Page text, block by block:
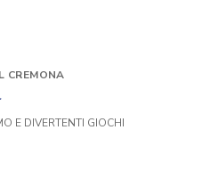
CREMONA
E DIVERTENTI GIOCHI